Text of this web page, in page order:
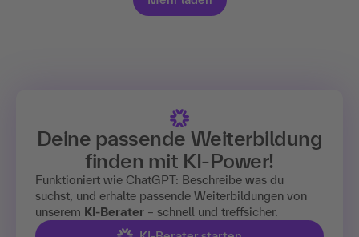
Deine passende Weiterbildung
finden mit KI-Power!
Funktioniert wie ChatGPT: Beschreibe was du
suchst, und erhalte passende Weiterbildungen von
unserem KI-Berater – schnell und treffsicher.